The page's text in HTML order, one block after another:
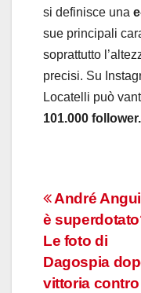
si definisce una
sue principali
soprattutto
precisi. Su
Locatelli può
101.000 follower.
articoli
André
è
Le foto di
Dagospia
vittoria contro